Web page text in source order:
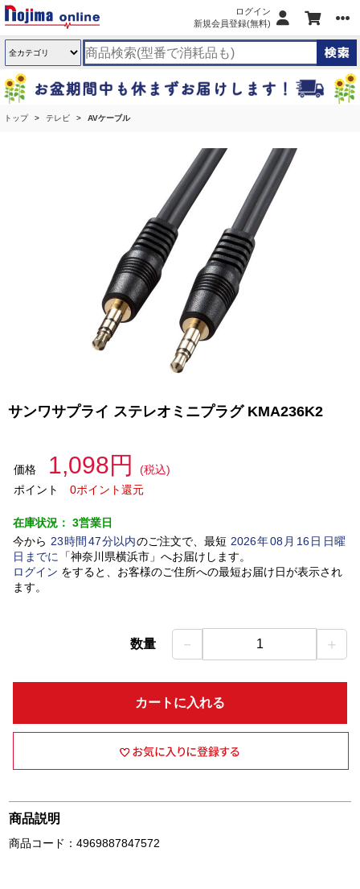
ログイン
新規会員登録(無料)
トップ テレビ AVケーブル
サンワサプライ ステレオミニプラグ KMA236K2
価格 1,098円
(税込)
ポイント
0ポイント還元
在庫状況： 3営業日
今から 23時間 47分以内のご注文で、最短 2026年08 月 16日日曜
日 までに 「神奈川県横浜市」 へお届けします。
ログイン をすると、お客様のご住所への最短お届け日が表示され
ます。
数量 － 1 ＋
カートに入れる
商品説明
商品コード：4969887847572